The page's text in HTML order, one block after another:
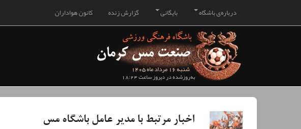
کانون هواداران گزارش زنده بایگانی درباره‌ی باشگاه
شنبه 16 مرداد ماه 1405
به‌روزشده در دیروز ساعت 18:24
اخبار مرتبط با مدیر عامل باشگاه مس